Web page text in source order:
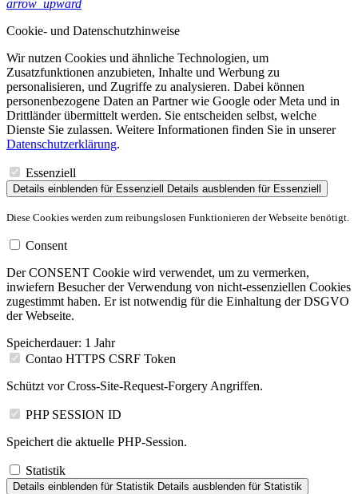
arrow_upward
Cookie- und Datenschutzhinweise
Wir nutzen Cookies und ähnliche Technologien, um
Zusatzfunktionen anzubieten, Inhalte und Werbung zu
personalisieren, und Zugriffe zu analysieren. Dabei können
personenbezogene Daten an Partner wie Google oder Meta und in
Drittländer übermittelt werden. Sie entscheiden selbst, welche
Dienste Sie zulassen. Weitere Informationen finden Sie in unserer
Datenschutzerklärung.
Essenziell
Details einblenden für Essenziell Details ausblenden für Essenziell
Diese Cookies werden zum reibungslosen Funktionieren der Webseite benötigt.
Consent
Der CONSENT Cookie wird verwendet, um zu vermerken,
inwiefern Besucher der Verwendung von nicht-essenziellen Cookies
zugestimmt haben. Er ist notwendig für die Einhaltung der DSGVO
der Webseite.
Speicherdauer: 1 Jahr
Contao HTTPS CSRF Token
Schützt vor Cross-Site-Request-Forgery Angriffen.
PHP SESSION ID
Speichert die aktuelle PHP-Session.
Statistik
Details einblenden für Statistik Details ausblenden für Statistik